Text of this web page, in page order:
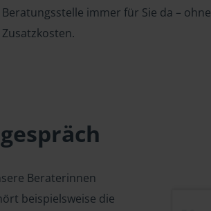
Beratungsstelle immer für Sie da – ohne
Zusatzkosten.
Beraterinnen
beispielsweise die